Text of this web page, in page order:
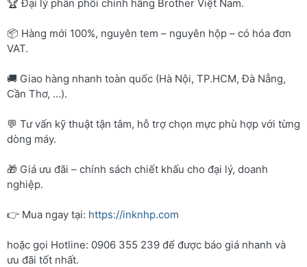
🏆 Đại lý phân phối chính hãng Brother Việt Nam.
📦 Hàng mới 100%, nguyên tem – nguyên hộp – có hóa đơn
VAT.
🚚 Giao hàng nhanh toàn quốc (Hà Nội, TP.HCM, Đà Nẵng,
Cần Thơ, …).
💬 Tư vấn kỹ thuật tận tâm, hỗ trợ chọn mực phù hợp với từng
dòng máy.
🎁 Giá ưu đãi – chính sách chiết khấu cho đại lý, doanh
nghiệp.
👉 Mua ngay tại: https://inknhp.com
hoặc gọi Hotline: 0906 355 239 để được báo giá nhanh và
ưu đãi tốt nhất.